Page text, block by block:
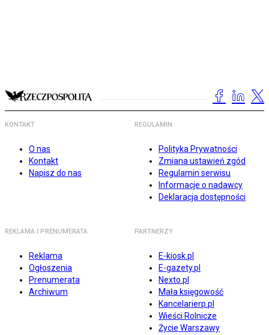
KONTAKT
O nas
Kontakt
Napisz do nas
REGULAMIN
Polityka Prywatności
Zmiana ustawień zgód
Regulamin serwisu
Informacje o nadawcy
Deklaracja dostępności
REKLAMA I PRENUMERATA
Reklama
Ogłoszenia
Prenumerata
Archiwum
PARTNERZY
E-kiosk.pl
E-gazety.pl
Nexto.pl
Mała księgowość
Kancelarierp.pl
Wieści Rolnicze
Życie Warszawy